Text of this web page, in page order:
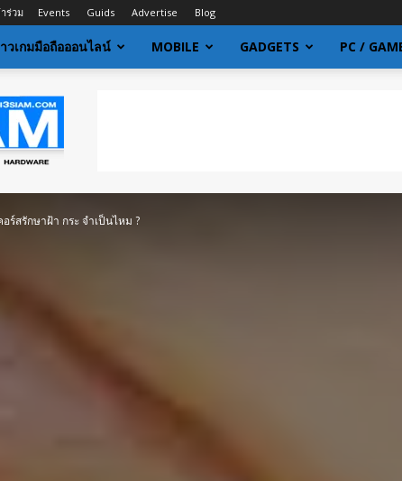
ร่วม Events Guids Advertise Blog
วเกมมือถือออนไลน์ MOBILE GADGETS PC /
ร์สรักษาฝ้า กระ จำเป็นไหม ?